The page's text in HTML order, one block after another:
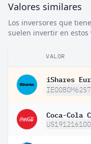
Valores similares
Los inversores que
suelen invertir en estos
VALOR
iShares
Coca-Cola